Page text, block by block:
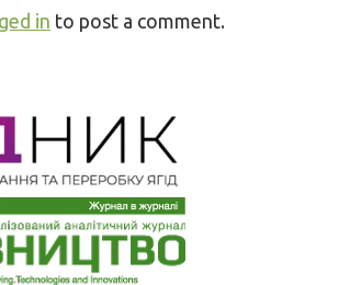
in to post a comment.